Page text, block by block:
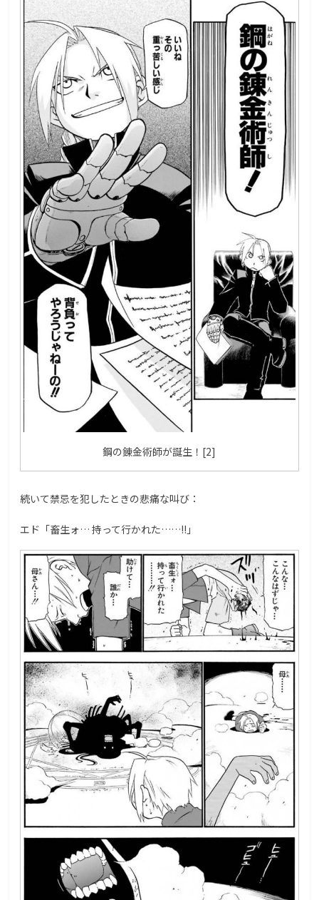
鋼の錬金術師が誕生！[2]
続いて禁忌を犯したときの悲痛な叫び：
エド「畜生ォ… 持って行かれた……!!」